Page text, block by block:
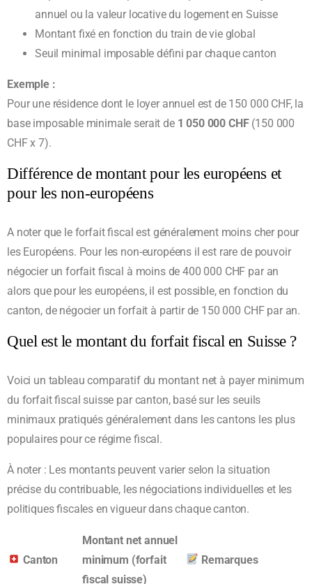
annuel ou la valeur locative du logement en Suisse
Montant fixé en fonction du train de vie global
Seuil minimal imposable défini par chaque canton
Exemple :
Pour une résidence dont le loyer annuel est de 150 000 CHF, la
base imposable minimale serait de 1 050 000 CHF(150 000
CHF x 7).
Différence de montant pour les européens et
pour les non-européens
A noter que le forfait fiscal est généralement moins cher pour
les Européens. Pour les non-européens il est rare de pouvoir
négocier un forfait fiscal à moins de 400 000 CHF par an
alors que pour les européens, il est possible, en fonction du
canton, de négocier un forfait à partir de 150 000 CHF par an.
Quel est le montant du forfait fiscal en Suisse ?
Voici un tableau comparatif du montant net à payer minimum
du forfait fiscal suisse par canton, basé sur les seuils
minimaux pratiqués généralement dans les cantons les plus
populaires pour ce régime fiscal.
À noter : Les montants peuvent varier selon la situation
précise du contribuable, les négociations individuelles et les
politiques fiscales en vigueur dans chaque canton.
Canton
Montant net annuel
minimum (forfait
fiscal suisse)
Remarques